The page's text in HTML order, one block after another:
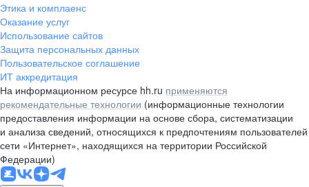
Этика и комплаенс
Оказание услуг
Использование сайтов
Защита персональных данных
Пользовательское соглашение
ИТ аккредитация
На информационном ресурсе hh.ru применяются
рекомендательные технологии (информационные технологии
предоставления информации на основе сбора, систематизации
и анализа сведений, относящихся к предпочтениям пользователей
сети «Интернет», находящихся на территории Российской
Федерации)